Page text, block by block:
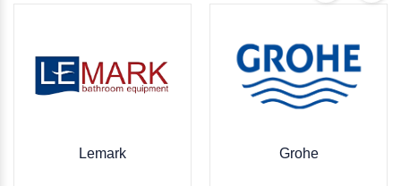
Lemark Grohe